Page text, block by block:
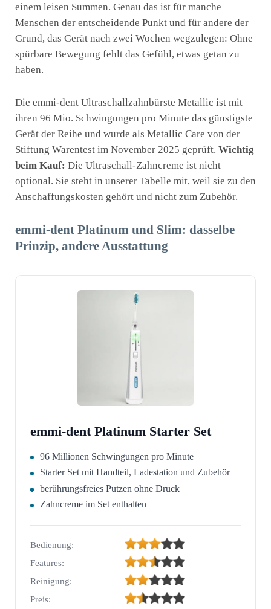
einem leisen Summen. Genau das ist für manche
Menschen der entscheidende Punkt und für andere der
Grund, das Gerät nach zwei Wochen wegzulegen: Ohne
spürbare Bewegung fehlt das Gefühl, etwas getan zu
haben.
Die emmi-dent Ultraschallzahnbürste Metallic ist mit
ihren 96 Mio. Schwingungen pro Minute das günstigste
Gerät der Reihe und wurde als Metallic Care von der
Stiftung Warentest im November 2025 geprüft. Wichtig
beim Kauf: Die Ultraschall-Zahncreme ist nicht
optional. Sie steht in unserer Tabelle mit, weil sie zu den
Anschaffungskosten gehört und nicht zum Zubehör.
emmi-dent Platinum und Slim: dasselbe
Prinzip, andere Ausstattung
emmi-dent Platinum Starter Set
96 Millionen Schwingungen pro Minute
Starter Set mit Handteil, Ladestation und Zubehör
berührungsfreies Putzen ohne Druck
Zahncreme im Set enthalten
Bedienung:
Features:
Reinigung:
Preis: